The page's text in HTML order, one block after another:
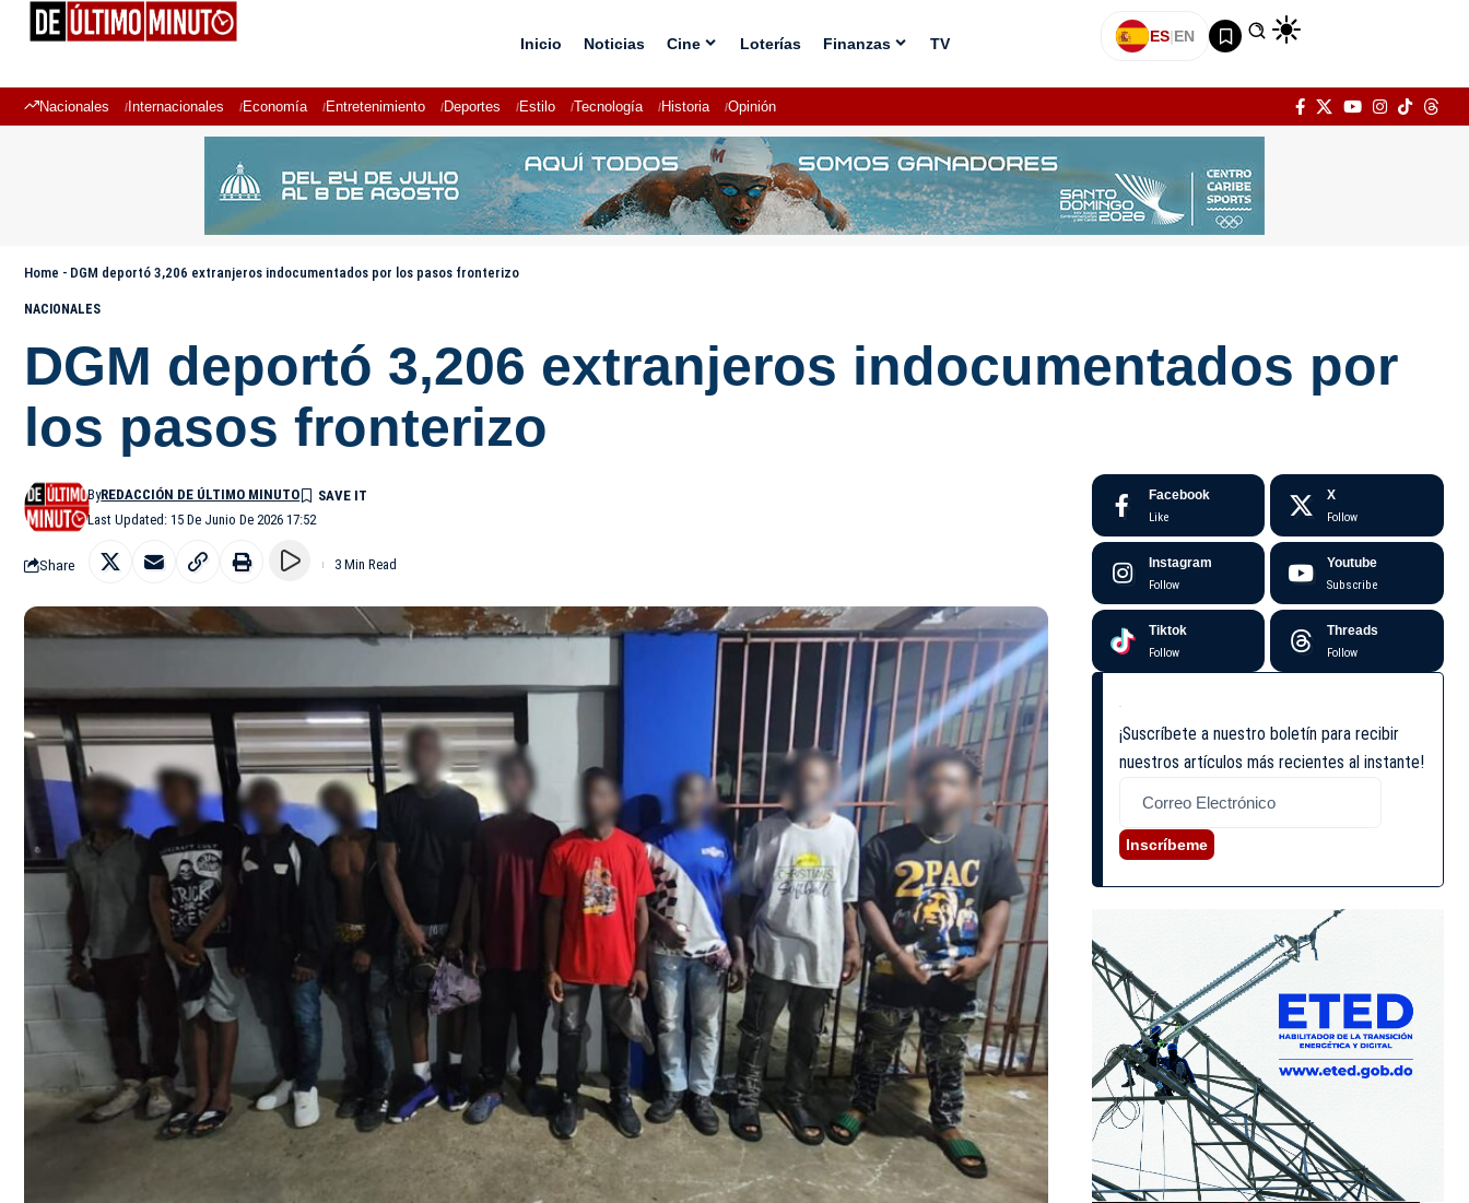
Inicio Noticias Cine Loterías Finanzas TV ES|EN
Nacionales Internacionales Economía Entretenimiento Deportes Estilo Tecnología Historia Opinión
Home - DGM deportó 3,206 extranjeros indocumentados por los pasos fronterizo
NACIONALES
DGM deportó 3,206 extranjeros indocumentados por
los pasos fronterizo
Last Updated: 15 De Junio De 2026 17:52
ByREDACCIÓN DE ÚLTIMO MINUTO
Share 3 Min Read
Facebook
Like
X
Follow
Instagram
Follow
Youtube
Subscribe
Tiktok
Follow
Threads
Follow
¡Suscríbete a nuestro boletín para recibir
nuestros artículos más recientes al instante!
Inscríbeme